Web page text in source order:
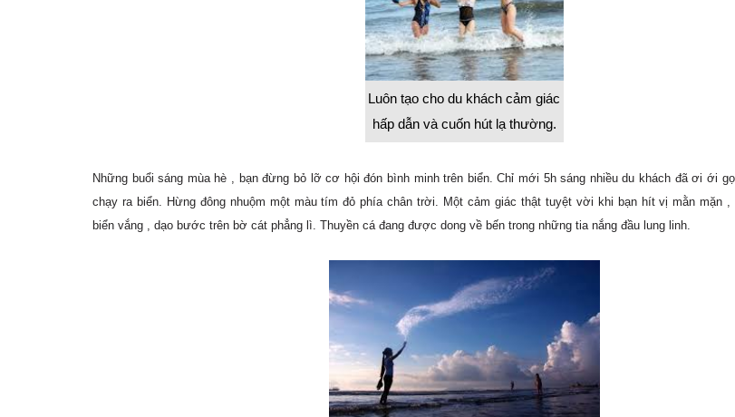
Luôn tạo cho du khách cảm giác
hấp dẫn và cuốn hút lạ thường.
Những buổi sáng mùa hè , bạn đừng bỏ lỡ cơ hội đón bình minh trên biển. Chỉ mới 5h sáng nhiều du khách đã ơi ới
chạy ra biển. Hừng đông nhuộm một màu tím đỏ phía chân trời. Một cảm giác thật tuyệt vời khi bạn hít vị mằn mặn ,
biển vắng , dạo bước trên bờ cát phẳng lì. Thuyền cá đang được dong về bến trong những tia nắng đầu lung linh.